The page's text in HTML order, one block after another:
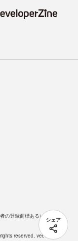
シェア
の登録商標あるいは商標で
reserved. ver.1.5